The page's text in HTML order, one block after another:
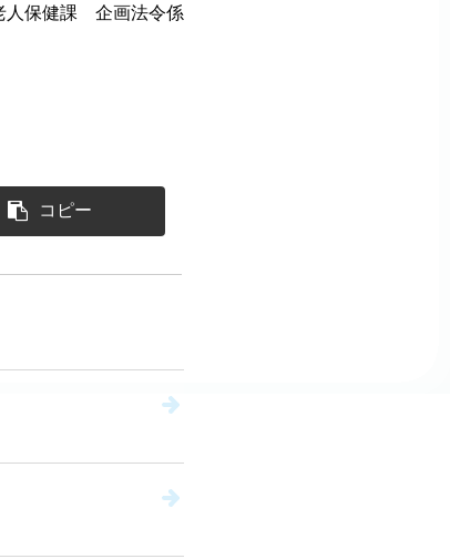
保健課 企画法令係
コピー